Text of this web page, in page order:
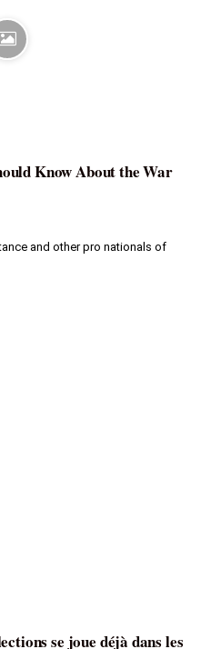
Know About the War
and other pro nationals of
se joue déjà dans les